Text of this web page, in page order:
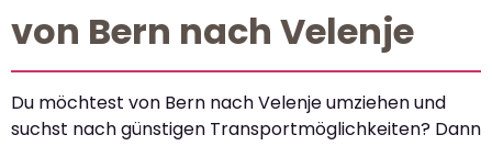
von Bern nach Velenje
Du möchtest von Bern nach Velenje umziehen und
suchst nach günstigen Transportmöglichkeiten? Dann